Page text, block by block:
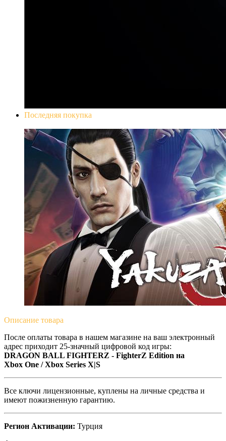
Последняя покупка
Описание товара
После оплаты товара в нашем магазине на ваш электронный
адрес приходит 25-значный цифровой код игры:
DRAGON BALL FIGHTERZ - FighterZ Edition на
Xbox One / Xbox Series X|S
Все ключи лицензионные, куплены на личные средства и
имеют пожизненную гарантию.
Регион Активации: Турция